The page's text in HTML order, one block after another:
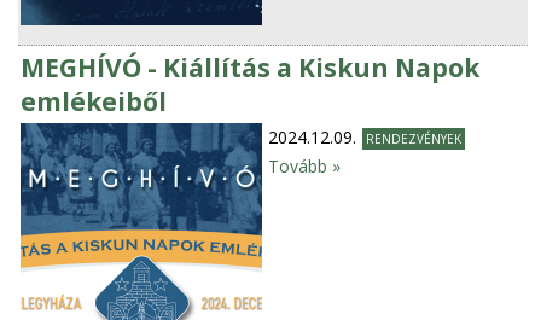
MEGHÍVÓ - Kiállítás a Kiskun Napok
emlékeiből
2024.12.09. RENDEZVÉNYEK
Tovább »